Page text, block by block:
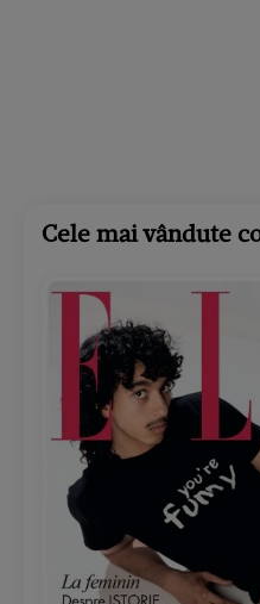
Cele mai vândute